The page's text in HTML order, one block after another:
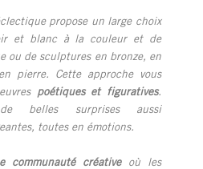
propose un large choix
et blanc à la couleur et de
ou de sculptures en bronze, en
pierre. Cette approche vous
poétiques et figuratives.
belles surprises aussi
toutes en émotions.
communauté créativeoù les